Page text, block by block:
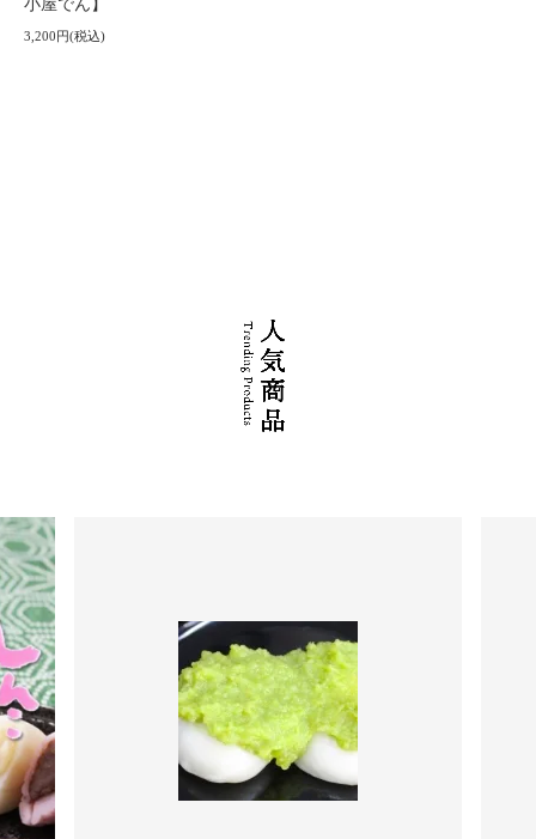
小屋でん】
3,200円(税込)